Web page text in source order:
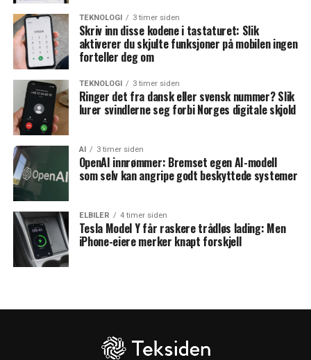
TEKNOLOGI 3 timer siden
Skriv inn disse kodene i tastaturet: Slik
aktiverer du skjulte funksjoner på mobilen ingen
forteller deg om
TEKNOLOGI 3 timer siden
Ringer det fra dansk eller svensk nummer? Slik
lurer svindlerne seg forbi Norges digitale skjold
AI 3 timer siden
OpenAI innrømmer: Bremset egen AI-modell
som selv kan angripe godt beskyttede systemer
ELBILER 4 timer siden
Tesla Model Y får raskere trådløs lading: Men
iPhone-eiere merker knapt forskjell